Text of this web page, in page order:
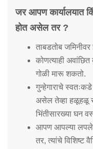
जर आपण कार्यालयात
होत असेल तर ?
ताबडतोब जमिनीवर
कोणत्याही
गोळी मारू शकतो.
गुन्हेगाराचे
असेल तेव्हा हळूहळू
भिंतीसारख्या घन
आपण आपल्या
तर, त्यांचे विशिष्ट